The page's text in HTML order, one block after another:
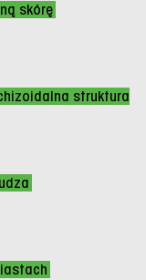
skórę
struktura